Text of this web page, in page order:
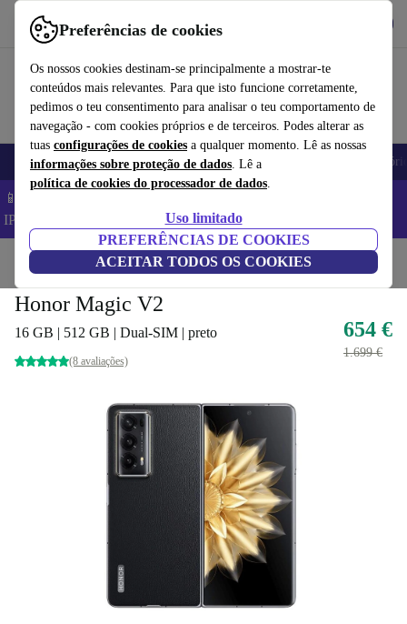
Preferências de cookies
Os nossos cookies destinam-se principalmente a mostrar-te
conteúdos mais relevantes. Para que isto funcione corretamente,
pedimos o teu consentimento para analisar o teu comportamento de
navegação - com cookies próprios e de terceiros. Podes alterar as
tuas configurações de cookies a qualquer momento. Lê as nossas
informações sobre proteção de dados. Lê a
política de cookies do processador de dados.
Uso limitado
PREFERÊNCIAS DE COOKIES
ACEITAR TODOS OS COOKIES
Use o refurbed de forma rápida e fácil
Telemóveis Computadores Portáteis Tablets
📱 Poupa 5% EXTRA em todos os iPhones – Código:
IPHONEDEAL –
Início Telemóveis e smartphones Telemóveis Honor
Honor Magic V2
16 GB | 512 GB | Dual-SIM | preto
(8 avaliações)
654 €
1.699 €